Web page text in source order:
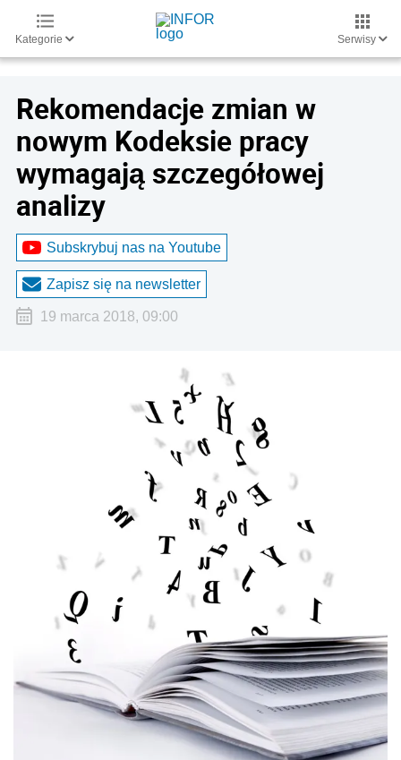
Kategorie Serwisy
Rekomendacje zmian w
nowym Kodeksie pracy
wymagają szczegółowej
analizy
Subskrybuj nas na Youtube
Zapisz się na newsletter
19 marca 2018, 09:00